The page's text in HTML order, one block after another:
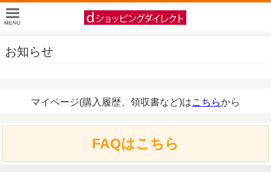
お知らせ
マイページ(購入履歴、領収書など)はこちらから
FAQはこちら